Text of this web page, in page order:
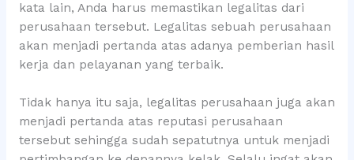
kata lain, Anda harus memastikan legalitas dari
perusahaan tersebut. Legalitas sebuah perusahaan
akan menjadi pertanda atas adanya pemberian hasil
kerja dan pelayanan yang terbaik.
Tidak hanya itu saja, legalitas perusahaan juga akan
menjadi pertanda atas reputasi perusahaan
tersebut sehingga sudah sepatutnya untuk menjadi